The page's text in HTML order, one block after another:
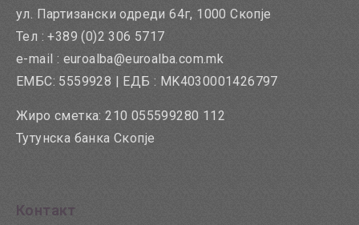
ул. Партизански одреди 64г, 1000 Скопје
Тел : +389 (0)2 306 5717
e-mail : euroalba@euroalba.com.mk
ЕМБС: 5559928 | ЕДБ : MK4030001426797
Жиро сметка: 210 055599280 112
Тутунска банка Скопје
Контакт